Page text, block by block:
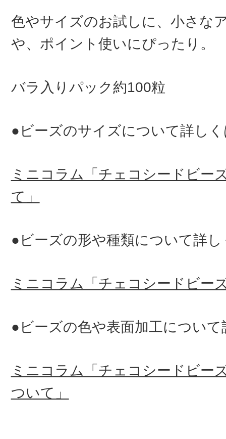
色やサイズのお試しに、小さな
や、ポイント使いにぴったり。
バラ入りパック約100粒
●ビーズのサイズについて詳し
ミニコラム「チェコシードビー
て」
●ビーズの形や種類について詳
ミニコラム「チェコシードビー
●ビーズの色や表面加工につい
ミニコラム「チェコシードビー
ついて」